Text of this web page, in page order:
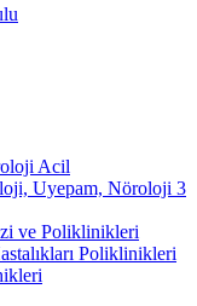
Acil
Uyepam, Nöroloji 3
ve Poliklinikleri
Poliklinikleri